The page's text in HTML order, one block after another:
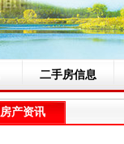
二手房信息
房产资讯